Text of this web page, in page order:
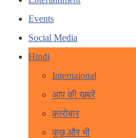
Events
Social Media
Hindi
Internaional
आप की खबरें
कारोबार
कुछ और भी